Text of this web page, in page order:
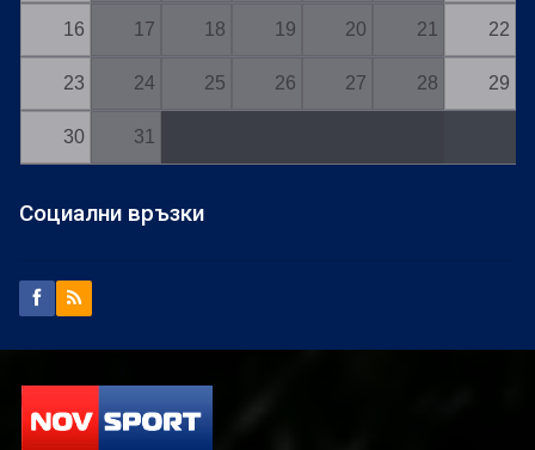
16 17 18 19 20 21 22
23 24 25 26 27 28 29
30 31
Социални връзки